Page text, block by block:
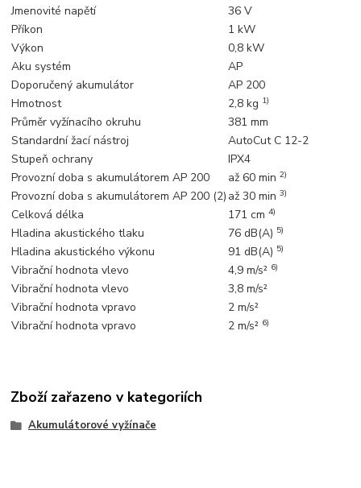
Jmenovité napětí
36 V
Příkon
1 kW
Výkon
0,8 kW
Aku systém
AP
Doporučený akumulátor
AP 200
Hmotnost
2,8 kg 1)
Průměr vyžínacího okruhu
381 mm
Standardní žací nástroj
AutoCut C 12-2
Stupeň ochrany
IPX4
Provozní doba s akumulátorem AP 200
až 60 min2)
Provozní doba s akumulátorem AP 200 (2) až 30 min3)
Celková délka 171 cm4)
Hladina akustického tlaku 76 dB(A) 5)
Hladina akustického výkonu 91 dB(A) 5)
Vibrační hodnota vlevo 4,9 m/s² 6)
Vibrační hodnota vlevo
3,8 m/s²
Vibrační hodnota vpravo
2 m/s²
Vibrační hodnota vpravo
2 m/s² 6)
Zboží zařazeno v kategoriích
Akumulátorové vyžínače